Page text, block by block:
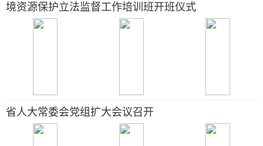
境资源保护立法监督工作培训班开班仪式
省人大常委会党组扩大会议召开